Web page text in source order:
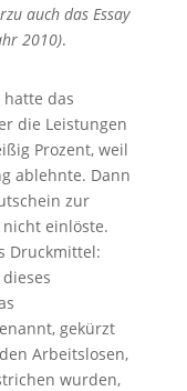
auch das Essay
2010).
das
die Leistungen
Prozent, weil
ablehnte. Dann
zur
einlöste.
Druckmittel:
gekürzt
Arbeitslosen,
wurden,